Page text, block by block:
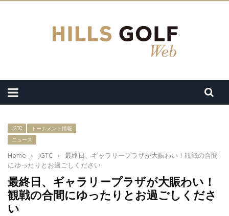
JGTC
トーナメント情報
ニュース
Home › JGTC ›
最終日、ギャラリープラザが大賑わい！観戦の合間
にゆったりとお過ごしください
最終日、ギャラリープラザが大賑わい！
観戦の合間にゆったりとお過ごしくださ
い